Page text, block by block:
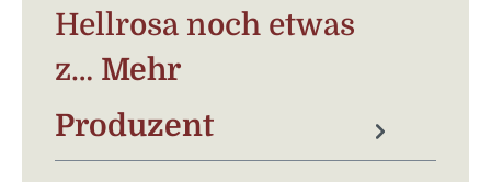
Hellrosa noch etwas
z… Mehr
Produzent